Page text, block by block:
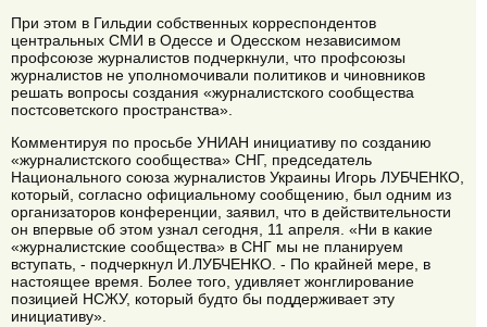
При этом в Гильдии собственных корреспондентов
центральных СМИ в Одессе и Одесском независимом
профсоюзе журналистов подчеркнули, что профсоюзы
журналистов не уполномочивали политиков и чиновников
решать вопросы создания «журналистского сообщества
постсоветского пространства».
Комментируя по просьбе УНИАН инициативу по созданию
«журналистского сообщества» СНГ, председатель
Национального союза журналистов Украины Игорь ЛУБЧЕНКО,
который, согласно официальному сообщению, был одним из
организаторов конференции, заявил, что в действительности
он впервые об этом узнал сегодня, 11 апреля. «Ни в какие
«журналистские сообщества» в СНГ мы не планируем
вступать, - подчеркнул И.ЛУБЧЕНКО. - По крайней мере, в
настоящее время. Более того, удивляет жонглирование
позицией НСЖУ, который будто бы поддерживает эту
инициативу».